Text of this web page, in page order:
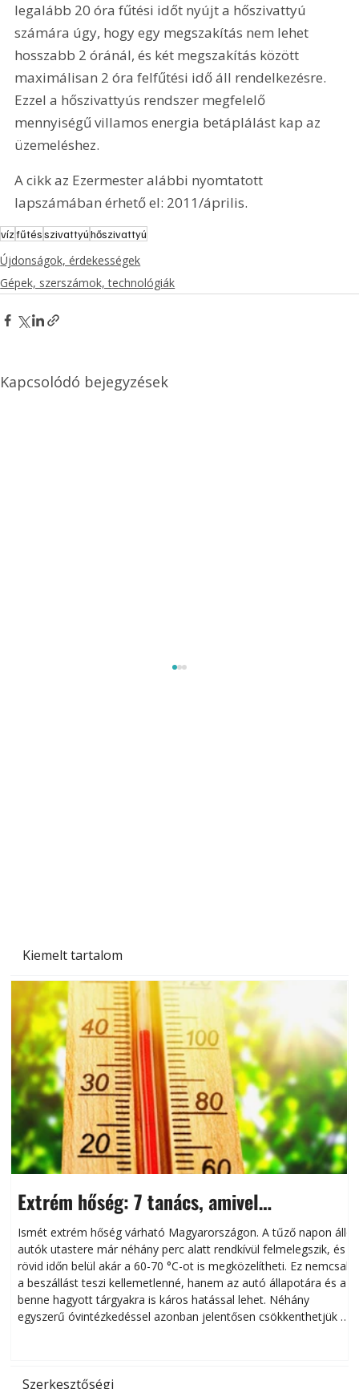
Kiemelt tartalom
Extrém hőség: 7 tanács, amivel
megóvhatjuk autónkat a nyári károktól
Ismét extrém hőség várható Magyarországon. A tűző napon álló
autók utastere már néhány perc alatt rendkívül felmelegszik, és
rövid időn belül akár a 60-70 °C-ot is megközelítheti. Ez nemcsak
a beszállást teszi kellemetlenné, hanem az autó állapotára és a
benne hagyott tárgyakra is káros hatással lehet. Néhány
egyszerű óvintézkedéssel azonban jelentősen csökkenthetjük a
Szerkesztőségi
legalább 20 óra fűtési időt nyújt a hőszivattyú
számára úgy, hogy egy megszakítás nem lehet
hosszabb 2 óránál, és két megszakítás között
maximálisan 2 óra felfűtési idő áll rendelkezésre.
Ezzel a hőszivattyús rendszer megfelelő
mennyiségű villamos energia betáplálást kap az
üzemeléshez.
A cikk az Ezermester alábbi nyomtatott
lapszámában érhető el: 2011/április.
vízfűtésszivattyúhőszivattyú
Újdonságok, érdekességek
Gépek, szerszámok, technológiák
Kapcsolódó bejegyzések